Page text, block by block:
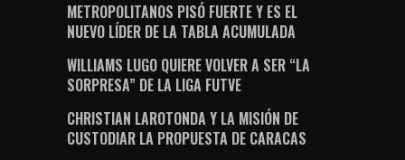
METROPOLITANOS PISÓ FUERTE Y ES EL
NUEVO LÍDER DE LA TABLA ACUMULADA
WILLIAMS LUGO QUIERE VOLVER A SER “LA
SORPRESA” DE LA LIGA FUTVE
CHRISTIAN LAROTONDA Y LA MISIÓN DE
CUSTODIAR LA PROPUESTA DE CARACAS